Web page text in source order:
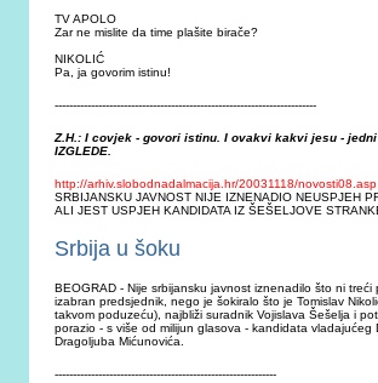
TV APOLO
Zar ne mislite da time plašite birače?
NIKOLIĆ
Pa, ja govorim istinu!
------------------------------------------------------------------------
Z.H.: I covjek - govori istinu. I ovakvi kakvi jesu -
IZGLEDE.
http://arhiv.slobodnadalmacija.hr/20031118/novosti08.asp
SRBIJANSKU JAVNOST NIJE IZNENADIO NEUSPJEH
ALI JEST USPJEH KANDIDATA IZ ŠEŠELJOVE
Srbija u šoku
BEOGRAD - Nije srbijansku javnost iznenadilo što ni
izabran predsjednik, nego je šokiralo što je Tomislav
takvom poduzeću), najbliži suradnik Vojislava Šešelja i
porazio - s više od milijun glasova - kandidata
Dragoljuba Mićunovića.
-------------------------------------------------------------